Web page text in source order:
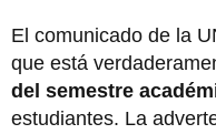
El comunicado de la
que está
del semestre
estudiantes. La